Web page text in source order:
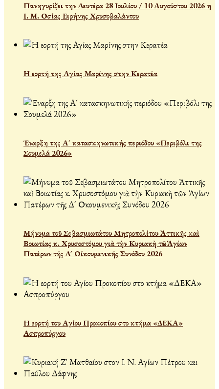
Πανηγυρίζει την Δευτέρα 28 Ιουλίου / 10 Αυγούστου 2026 η
Ι. Μ. Οσίας Ειρήνης Χρυσοβαλάντου
Η εορτή της Αγίας Μαρίνης στην Κερατέα
Έναρξη της Α´ κατασκηνωτικής περιόδου «Περιβόλι της
Σουμελά 2026»
Μήνυμα τοῦ Σεβασμιωτάτου Μητροπολίτου Ἀττικῆς καὶ
Βοιωτίας κ. Χρυσοστόμου γιὰ τὴν Κυριακὴ τῶν Ἁγίων
Πατέρων τῆς Δ´ Οἰκουμενικῆς Συνόδου 2026
Η εορτή του Αγίου Προκοπίου στο κτήμα «ΔΕΚΑ»
Ασπροπύργου